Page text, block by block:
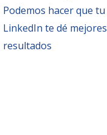
Podemos hacer que tu
LinkedIn te dé mejores
resultados